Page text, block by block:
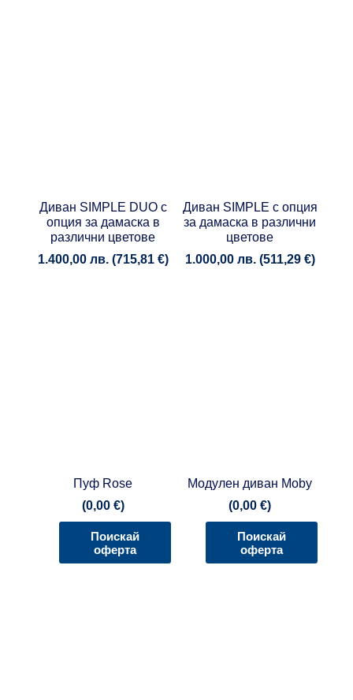
Диван SIMPLE DUO с
опция за дамаска в
различни цветове
1.400,00 лв. (715,81 €)
Диван SIMPLE с опция
за дамаска в различни
цветове
1.000,00 лв. (511,29 €)
Пуф Rose
(0,00 €)
Поискай
оферта
Модулен диван Moby
(0,00€)
Поискай
оферта